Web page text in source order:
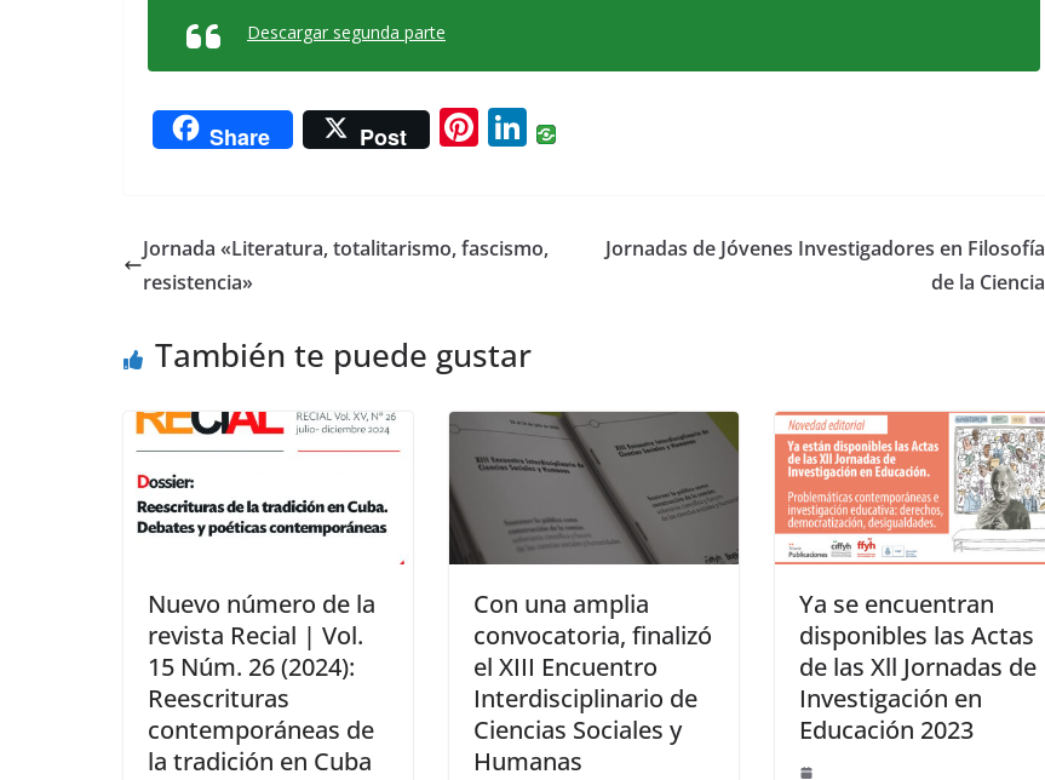
Descargar segunda parte
Share Post Pi
e
Li
e
Jornada «Literatura, totalitarismo, fascismo,
resistencia»
Jornadas de Jóvenes Investigadores en Filosofía
de la Ciencia
También te puede gustar
Nuevo número de la
revista Recial | Vol.
15 Núm. 26 (2024):
Reescrituras
contemporáneas de
la tradición en Cuba
Con una amplia
convocatoria, finalizó
el XIII Encuentro
Interdisciplinario de
Ciencias Sociales y
Humanas
Ya se encuentran
disponibles las Actas
de las Xll Jornadas de
Investigación en
Educación 2023